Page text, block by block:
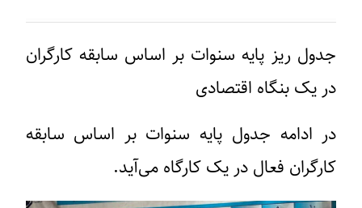
جدول ریز پایه سنوات بر اساس سابقه کارگران
در یک بنگاه اقتصادی
در ادامه جدول پایه سنوات بر اساس سابقه
کارگران فعال در یک کارگاه می‌آید.